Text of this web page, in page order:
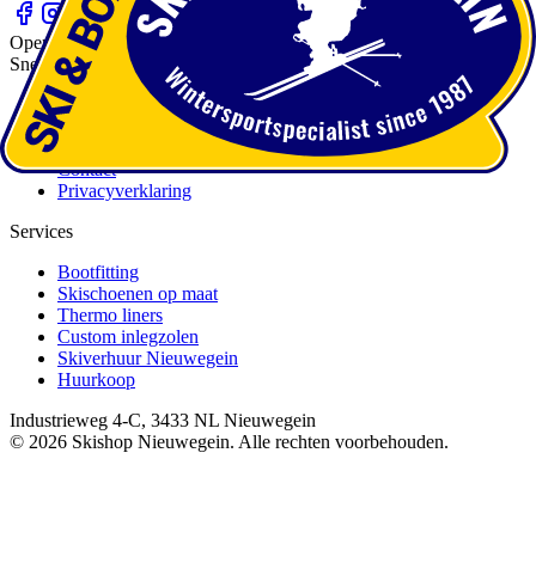
Openingstijden
Snelle Links
Over ons
Services
Afspraak maken
Contact
Privacyverklaring
Services
Bootfitting
Skischoenen op maat
Thermo liners
Custom inlegzolen
Skiverhuur Nieuwegein
Huurkoop
Industrieweg 4-C, 3433 NL Nieuwegein
© 2026 Skishop Nieuwegein. Alle rechten voorbehouden.